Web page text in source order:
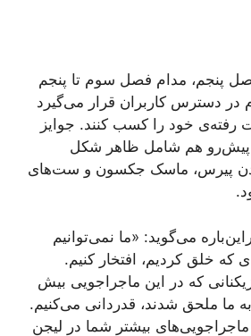
پنجم، مدام فصل سوم تا پنجم
در دسترس کاربران قرار می‌گیرد
رفته‌ی خود را کسب کنند. جوایز
پیش‌رو هم شامل ظاهر شکل
پیرس، ماسک جکسون و ست‌های
می‌گوید: «ما نمی‌توانیم
که خلق کردیم، افتخار کنیم.
که در این ماجراجویی بیش
ما ملحق شدند، قدردانی می‌کنیم.
ماجراجویی‌های بیشتر شما در لیجن